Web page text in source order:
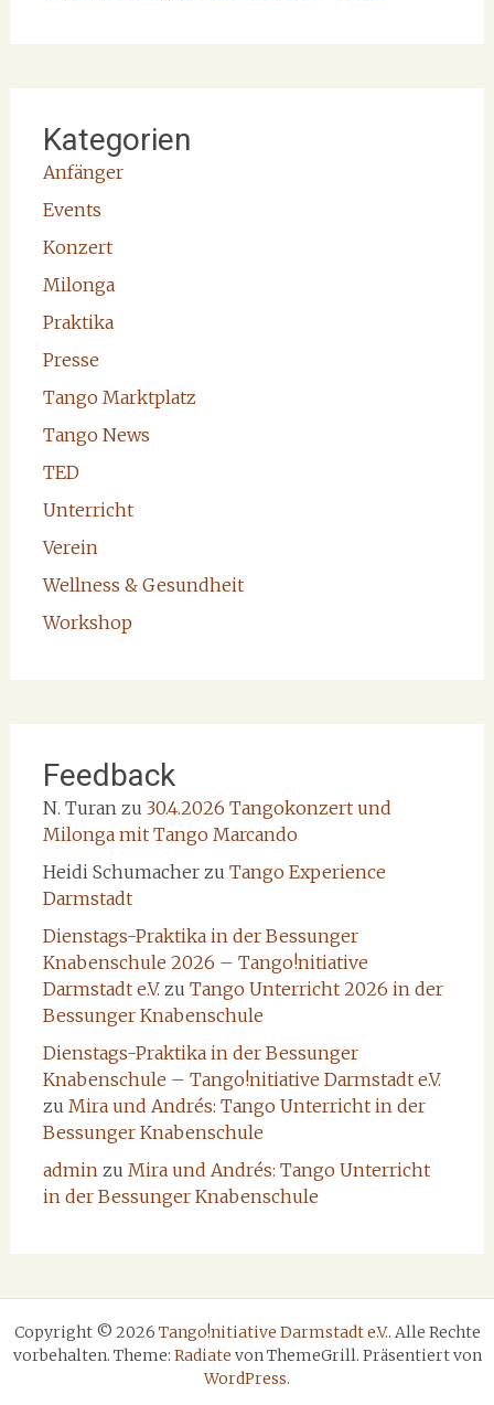
Kategorien
Anfänger
Events
Konzert
Milonga
Praktika
Presse
Tango Marktplatz
Tango News
TED
Unterricht
Verein
Wellness & Gesundheit
Workshop
Feedback
N. Turan zu 30.4.2026 Tangokonzert und
Milonga mit Tango Marcando
Heidi Schumacherzu Tango Experience
Darmstadt
Dienstags-Praktika in der Bessunger
Knabenschule 2026 – Tango!nitiative
Darmstadt e.V.zu Tango Unterricht 2026 in der
Bessunger Knabenschule
Dienstags-Praktika in der Bessunger
Knabenschule – Tango!nitiative Darmstadt e.V.
zu Mira und Andrés: Tango Unterricht in der
Bessunger Knabenschule
admin zu Mira und Andrés: Tango Unterricht
in der Bessunger Knabenschule
Copyright © 2026 Tango!nitiative Darmstadt e.V.. Alle Rechte
vorbehalten. Theme: Radiate von ThemeGrill. Präsentiert von
WordPress.